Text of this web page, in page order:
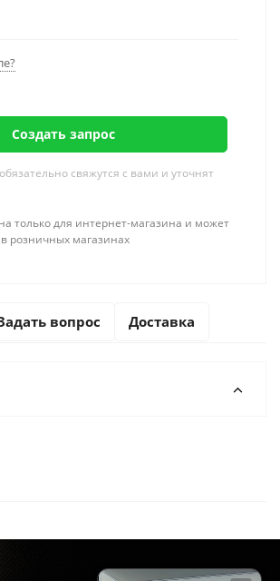
Создать запрос
свяжутся с вами и уточнят
только для интернет-магазина и может
розничных магазинах
вопрос Доставка